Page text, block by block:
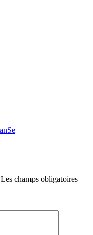
Les champs obligatoires